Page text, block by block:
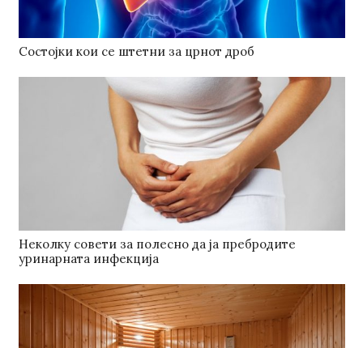
Состојки кои се штетни за црнот дроб
Неколку совети за полесно да ја пребродите
уринарната инфекција